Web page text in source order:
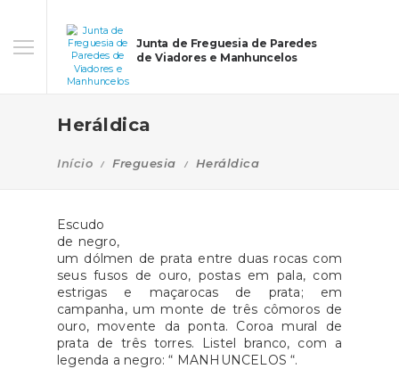
Junta de Freguesia de Paredes
de Viadores e Manhuncelos
Heráldica
Início Freguesia Heráldica
Escudo
de negro,
um dólmen de prata entre duas rocas com
seus fusos de ouro, postas em pala, com
estrigas e maçarocas de prata; em
campanha, um monte de três cômoros de
ouro, movente da ponta. Coroa mural de
prata de três torres. Listel branco, com a
legenda a negro: “ MANHUNCELOS “.